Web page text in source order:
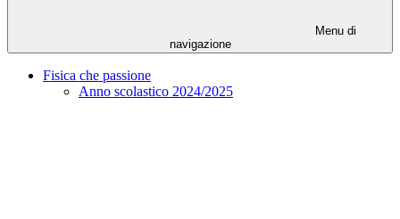
Menu di
navigazione
Fisica che passione
Anno scolastico 2024/2025